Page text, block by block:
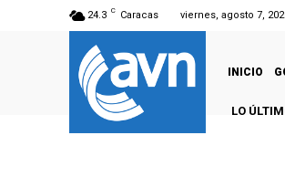
24.3 C Caracas viernes, agosto 7,
INICIO
LO